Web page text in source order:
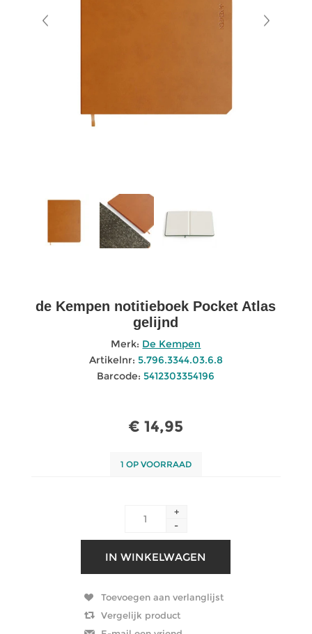
de Kempen notitieboek Pocket Atlas
gelijnd
Merk: De Kempen
Artikelnr: 5.796.3344.03.6.8
Barcode: 5412303354196
€ 14,95
1 OP VOORRAAD
+
-